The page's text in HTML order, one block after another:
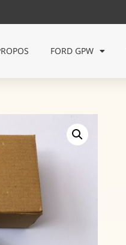
FORD GPW